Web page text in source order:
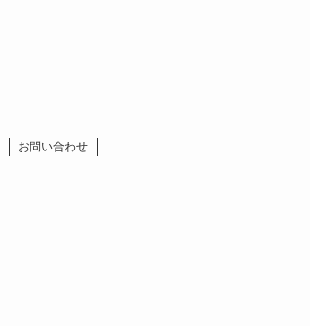
お問い合わせ